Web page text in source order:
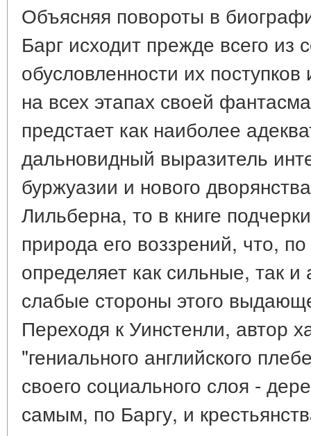
Объясняя повороты в
Барг исходит прежде всего из
обусловленности их
на всех этапах своей
предстает как наиболее
дальновидный выразитель
буржуазии и нового
Лильберна, то в книге
природа его воззрений, что,
определяет как сильные, так
слабые стороны этого
Переходя к Уинстенли, автор
"гениального английского
своего социального слоя -
самым, по Баргу, и